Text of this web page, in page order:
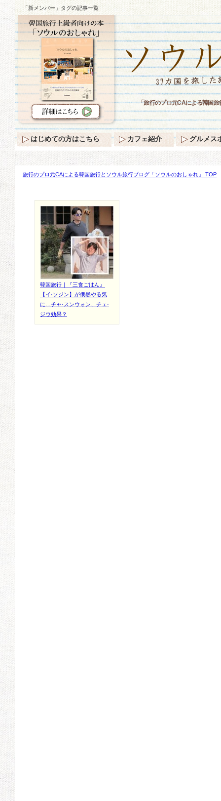
「新メンバー」タグの記事一覧
旅行のプロ元CAによる韓国旅行とソウル旅行ブログ「ソウルのおしゃれ」 TOP
韓国旅行｜『三食ごはん』
【イ·ソジン】が俄然やる気
に…チャ·スンウォン、チェ·
ジウ効果？
「旅行のプロ元CAによる韓国
はじめての方はこちら カフェ紹介 グルメス